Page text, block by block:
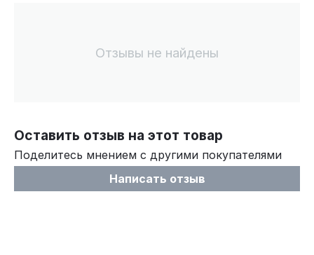
Отзывы не найдены
Оставить отзыв на этот товар
Поделитесь мнением с другими покупателями
Написать отзыв